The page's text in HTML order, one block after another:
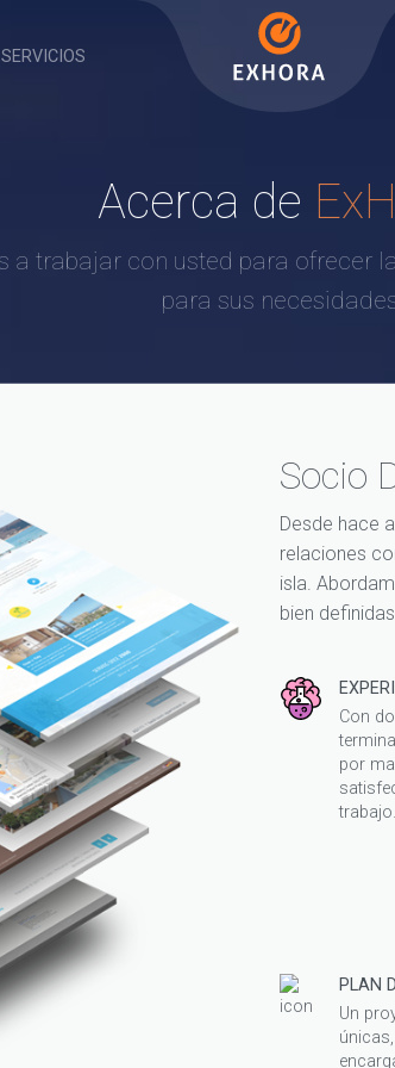
SERVICIOS
Acerca de
a trabajar con usted para ofrecer
para sus
Socio
Desde hace
relaciones
isla.
bien
Con
por
trabajo.
PLAN
Un